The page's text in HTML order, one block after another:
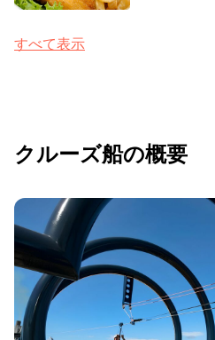
すべて表示
クルーズ船の概要